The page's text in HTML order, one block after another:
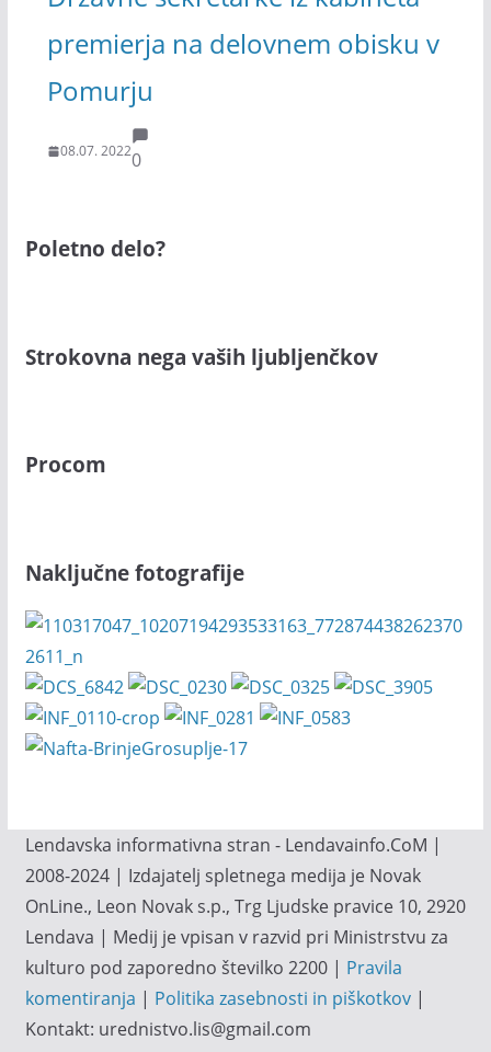
premierja na delovnem obisku v
Pomurju
08.07. 20220
Poletno delo?
Strokovna nega vaših ljubljenčkov
Procom
Naključne fotografije
Lendavska informativna stran - Lendavainfo.CoM |
2008-2024 | Izdajatelj spletnega medija je Novak
OnLine., Leon Novak s.p., Trg Ljudske pravice 10, 2920
Lendava | Medij je vpisan v razvid pri Ministrstvu za
kulturo pod zaporedno številko 2200 | Pravila
komentiranja | Politika zasebnosti in piškotkov|
Kontakt: urednistvo.lis@gmail.com